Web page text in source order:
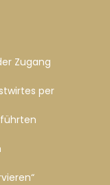
Zugang
per